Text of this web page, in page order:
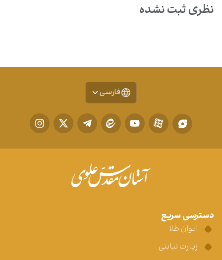
نظری ثبت نشده
فارسی
دسترسی سریع
ایوان طلا
زیارت نیابتی